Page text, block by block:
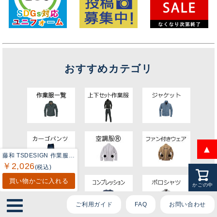
ご利用ガイド FAQ お問い合わせ
おすすめカテゴリ
ております。
🦺 購入前によくあるご質問
🛒 購入後によくあるご質問
❓ その他のご質問
▲
かごの中
藤和 TSDESIGN 作業服 オールシーズン 6075 ドライロングスリーブポロシャツ 3L-4L
￥2,026(税込)
買い物かごに入れる